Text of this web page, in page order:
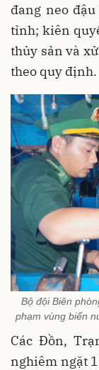
đang neo
tỉnh; kiên
thủy sản và
theo quy định.
Bộ đội Biên
phạm vùng biển
Các Đồn,
nghiêm ngặt